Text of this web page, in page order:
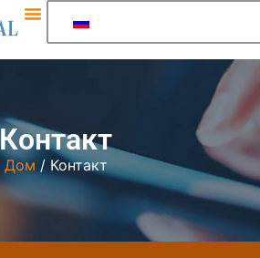
Контакт
Дом / Контакт